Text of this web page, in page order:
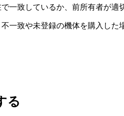
一致しているか、前所有者が適
一致や未登録の機体を購入した
る